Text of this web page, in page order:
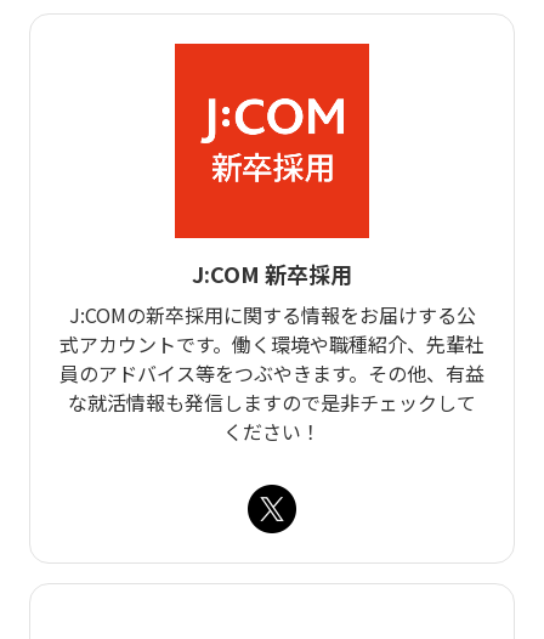
J:COM 新卒採用
J:COMの新卒採用に関する情報をお届けする公
式アカウントです。働く環境や職種紹介、先輩社
員のアドバイス等をつぶやきます。その他、有益
な就活情報も発信しますので是非チェックして
ください！